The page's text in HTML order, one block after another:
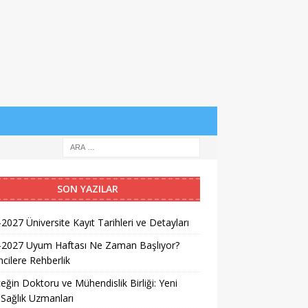
SON YAZILAR
Üniversite Kayıt Tarihleri ve Detayları
Uyum Haftası Ne Zaman Başlıyor?
Rehberlik
Doktoru ve Mühendislik Birliği: Yeni
Uzmanları